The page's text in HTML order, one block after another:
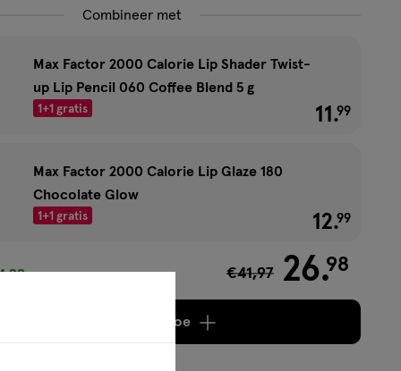
Combineer met
Max Factor 2000 Calorie Lip Shader Twist-
up Lip Pencil 060 Coffee Blend 5 g
1+1 gratis 11 .99
Max Factor 2000 Calorie Lip Glaze 180
Chocolate Glow
1+1 gratis 12.99
€41,97 26.98
toe